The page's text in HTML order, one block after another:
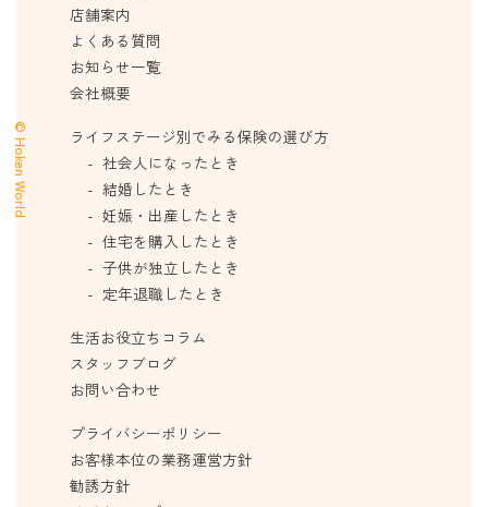
店舗案内
よくある質問
お知らせ一覧
会社概要
ライフステージ別でみる保険の選び方
社会人になったとき
結婚したとき
妊娠・出産したとき
住宅を購入したとき
子供が独立したとき
定年退職したとき
生活お役立ちコラム
スタッフブログ
お問い合わせ
プライバシーポリシー
お客様本位の業務運営方針
勧誘方針
© Hoken World